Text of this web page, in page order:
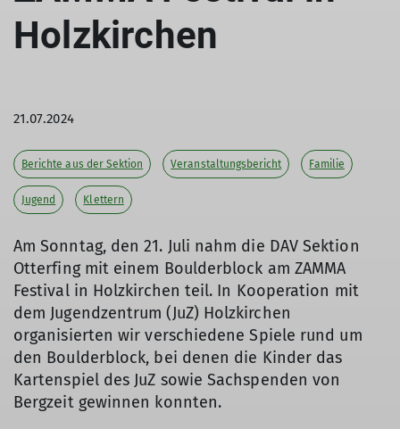
Holzkirchen
21.07.2024
Berichte aus der Sektion Veranstaltungsbericht Familie
Jugend Klettern
Am Sonntag, den 21. Juli nahm die DAV Sektion
Otterfing mit einem Boulderblock am ZAMMA
Festival in Holzkirchen teil. In Kooperation mit
dem Jugendzentrum (JuZ) Holzkirchen
organisierten wir verschiedene Spiele rund um
den Boulderblock, bei denen die Kinder das
Kartenspiel des JuZ sowie Sachspenden von
Bergzeit gewinnen konnten.